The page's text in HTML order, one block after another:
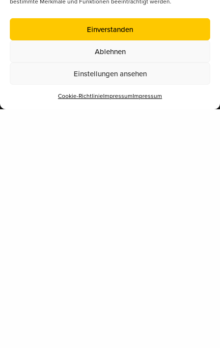
bestimmte Merkmale und Funktionen beeinträchtigt werden.
Einverstanden
Ablehnen
Einstellungen ansehen
Cookie-RichtlinieImpressumImpressum
Supported by